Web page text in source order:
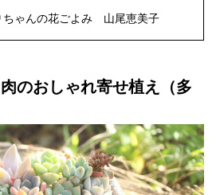
ちゃんの花ごよみ 山尾恵美子
のおしゃれ寄せ植え（多